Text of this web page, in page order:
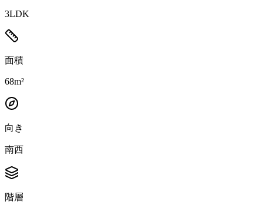
3LDK
面積
68m²
向き
南西
階層